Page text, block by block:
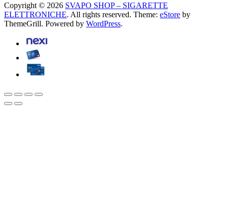
Copyright © 2026 SVAPO SHOP – SIGARETTE
ELETTRONICHE. All rights reserved. Theme: eStore by
ThemeGrill. Powered by WordPress.